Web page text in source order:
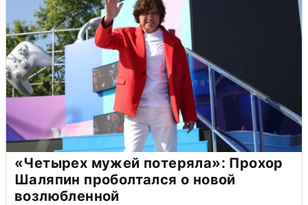
«Четырех мужей потеряла»: Прохор
Шаляпин проболтался о новой
возлюбленной